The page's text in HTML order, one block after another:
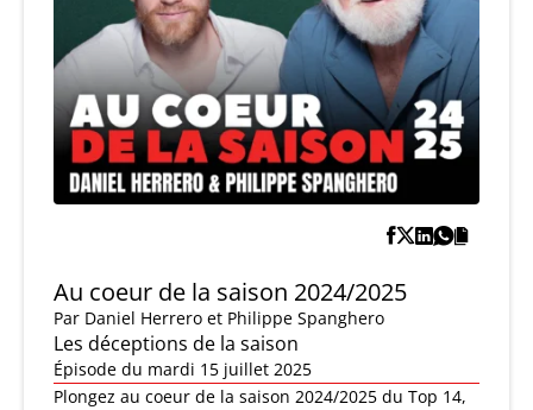
Au coeur de la saison 2024/2025
Par Daniel Herrero et Philippe Spanghero
Les déceptions de la saison
Épisode du mardi 15 juillet 2025
Plongez au coeur de la saison 2024/2025 du Top 14,